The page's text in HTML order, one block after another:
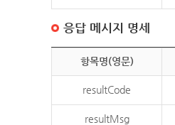
응답 메시지 명세
항목명(영문)
resultCode
resultMsg